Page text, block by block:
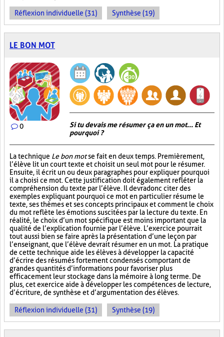
Réflexion individuelle (31) Synthèse (19)
LE BON MOT
0
Si tu devais me résumer ça en un mot... Et
pourquoi ?
La technique Le bon motse fait en deux temps. Premièrement,
l’élève lit un court texte et choisit un seul mot pour le résumer.
Ensuite, il écrit un ou deux paragraphes pour expliquer pourquoi
il a choisi ce mot. Cette justification doit également refléter la
compréhension du texte par l’élève. Il devra donc citer des
exemples expliquant pourquoi ce mot en particulier résume le
texte, ses thèmes et ses concepts principaux et comment le choix
du mot reflète les émotions suscitées par la lecture du texte. En
réalité, le choix d’un mot spécifique est moins important que la
qualité de l’explication fournie par l’élève. L’exercice pourrait
tout aussi bien se faire après la présentation d’une leçon par
l’enseignant, que l’élève devrait résumer en un mot. La pratique
de cette technique aide les élèves à développer la capacité
d’écrire des résumés fortement condensés comportant de
grandes quantités d’informations pour favoriser plus
efficacement leur stockage dans la mémoire à long terme. De
plus, cet exercice aide à développer les compétences de lecture,
d’écriture, de synthèse et d’argumentation des élèves.
Réflexion individuelle (31) Synthèse (19)